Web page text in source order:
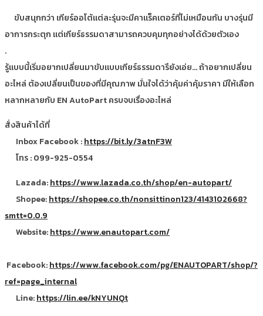
ขับสนุกกว่า เกียร์ออโต้แต่ละรุ่นจะมีคาเเร็คเตอร์ที่ไม่เหมือนกัน บางรุ่นมี
อาการกระตุก แต่เกียร์ธรรมดาสามารถควบคุมทุกอย่างได้ด้วยตัวเอง
.
รู้แบบนี้เริ่มอยากเปลี่ยนมาขับแบบเกียร์ธรรมดารึยังเอ่ย… ถ้าอยากเปลี่ยน
อะไหล่ ต้องเปลี่ยนเป็นของที่มีคุณภาพ มั่นใจได้ว่าคุ้มค่าคุ้มราคา มีให้เลือก
หลากหลายกับ EN AutoPart ครบจบเรื่องอะไหล่
สั่งสินค้าได้ที่
Inbox Facebook :https://bit.ly/3atnF3W
โทร : 099-925-0554
Lazada:https://www.lazada.co.th/shop/en-autopart/
Shopee:https://shopee.co.th/nonsittinon123/4143102668?
smtt=0.0.9
Website:https://www.enautopart.com/
Facebook:https://www.facebook.com/pg/ENAUTOPART/shop/?
ref=page_internal
Line:https://lin.ee/kNYUNQt